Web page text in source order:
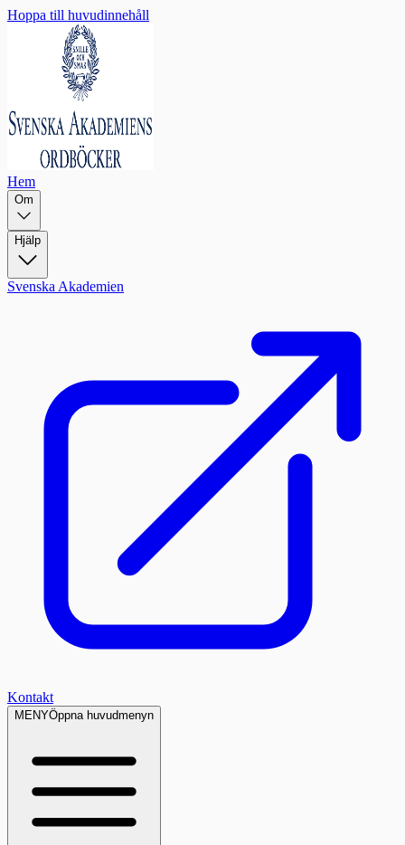
Hoppa till huvudinnehåll
Hem
Om
Hjälp
Svenska Akademien
Kontakt
MENYÖppna huvudmenyn